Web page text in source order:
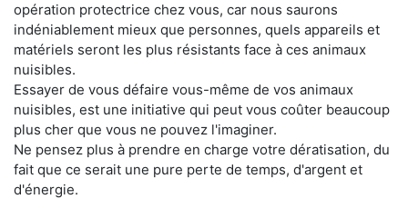
opération protectrice chez vous, car nous saurons
indéniablement mieux que personnes, quels appareils et
matériels seront les plus résistants face à ces animaux
nuisibles.
Essayer de vous défaire vous-même de vos animaux
nuisibles, est une initiative qui peut vous coûter beaucoup
plus cher que vous ne pouvez l'imaginer.
Ne pensez plus à prendre en charge votre dératisation, du
fait que ce serait une pure perte de temps, d'argent et
d'énergie.